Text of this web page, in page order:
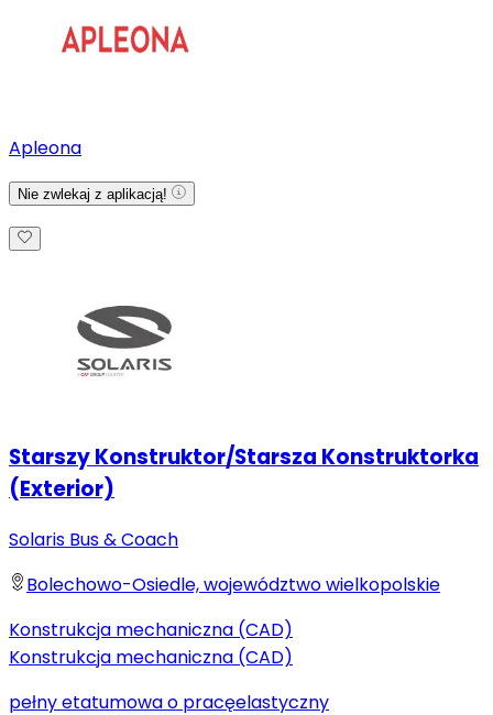
Apleona
Nie zwlekaj z aplikacją!
Starszy Konstruktor/Starsza Konstruktorka
(Exterior)
Solaris Bus & Coach
Bolechowo-Osiedle, województwo wielkopolskie
Konstrukcja mechaniczna (CAD)
Konstrukcja mechaniczna (CAD)
pełny etatumowa o pracęelastyczny